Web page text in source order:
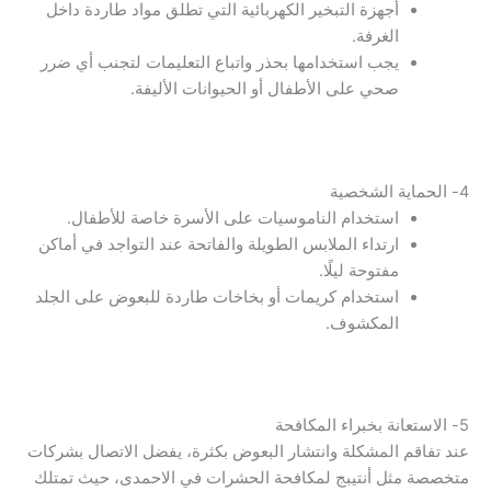
أجهزة التبخير الكهربائية التي تطلق مواد طاردة داخل
الغرفة.
يجب استخدامها بحذر واتباع التعليمات لتجنب أي ضرر
صحي على الأطفال أو الحيوانات الأليفة.
4- الحماية الشخصية
استخدام الناموسيات على الأسرة خاصة للأطفال.
ارتداء الملابس الطويلة والفاتحة عند التواجد في أماكن
مفتوحة ليلًا.
استخدام كريمات أو بخاخات طاردة للبعوض على الجلد
المكشوف.
5- الاستعانة بخبراء المكافحة
عند تفاقم المشكلة وانتشار البعوض بكثرة، يفضل الاتصال بشركات
متخصصة مثل أنتيبج لمكافحة الحشرات في الاحمدى، حيث تمتلك